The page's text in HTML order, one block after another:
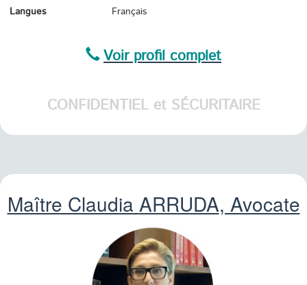
Langues
Français
Voir profil complet
CONFIDENTIEL et SÉCURITAIRE
Maître Claudia ARRUDA, Avocate